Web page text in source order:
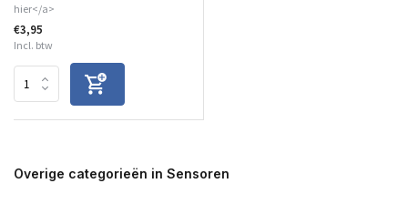
hier</a>
€3,95
Incl. btw
Overige categorieën in Sensoren